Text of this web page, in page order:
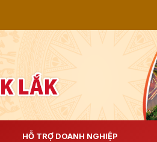
HỖ TRỢ DOANH NGHIỆP